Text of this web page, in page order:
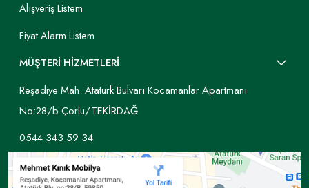
Alışveriş Listem
Fiyat Alarm Listem
MÜŞTERİ HİZMETLERİ
Reşadiye Mah. Atatürk Bulvarı Kocamanlar Apartmanı
No:28/b Çorlu/TEKİRDAĞ
0544 343 59 34